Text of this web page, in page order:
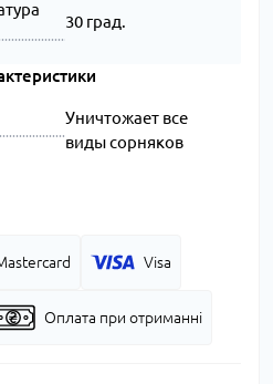
30 град.
Уничтожает все
виды сорняков
Visa
Оплата при отриманні